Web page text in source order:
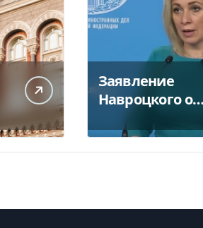
Заявление
Навроцкого о
понравилось
видео